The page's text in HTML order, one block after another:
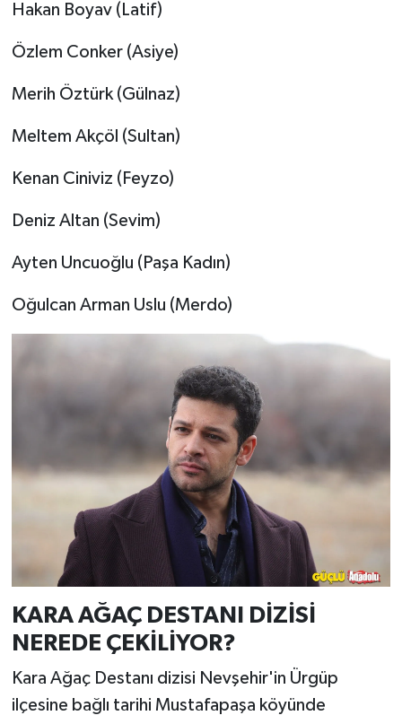
Hakan Boyav (Latif)
Özlem Conker (Asiye)
Merih Öztürk (Gülnaz)
Meltem Akçöl (Sultan)
Kenan Ciniviz (Feyzo)
Deniz Altan (Sevim)
Ayten Uncuoğlu (Paşa Kadın)
Oğulcan Arman Uslu (Merdo)
KARA AĞAÇ DESTANI DİZİSİ
NEREDE ÇEKİLİYOR?
Kara Ağaç Destanı dizisi Nevşehir'in Ürgüp
ilçesine bağlı tarihi Mustafapaşa köyünde